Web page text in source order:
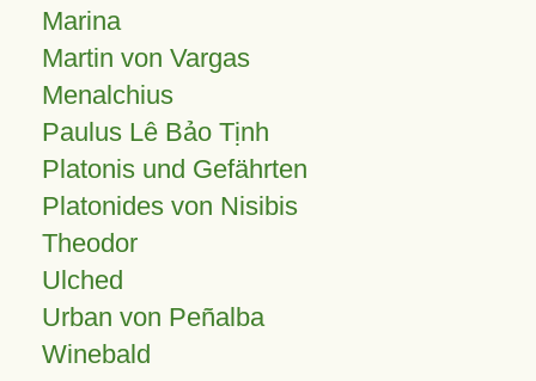
Marina
Martin von Vargas
Menalchius
Paulus Lê Bảo Tịnh
Platonis und Gefährten
Platonides von Nisibis
Theodor
Ulched
Urban von Peñalba
Winebald